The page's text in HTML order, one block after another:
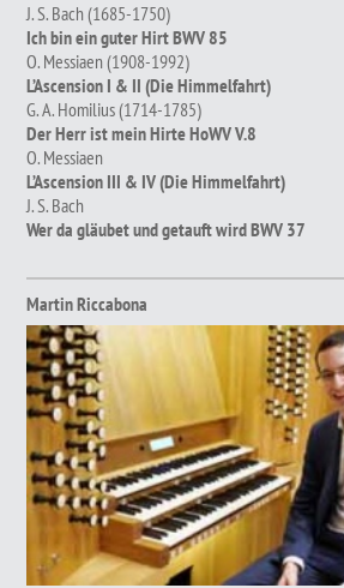
J. S. Bach (1685-1750)
Ich bin ein guter Hirt BWV 85
O. Messiaen (1908-1992)
L’Ascension I & II (Die Himmelfahrt)
G. A. Homilius (1714-1785)
Der Herr ist mein Hirte HoWV V.8
O. Messiaen
L’Ascension III & IV (Die Himmelfahrt)
J. S. Bach
Wer da gläubet und getauft wird BWV 37
Martin Riccabona